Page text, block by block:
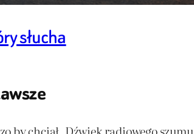
słucha
chciał. Dźwięk radiowego